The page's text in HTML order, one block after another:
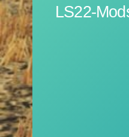
LS22-